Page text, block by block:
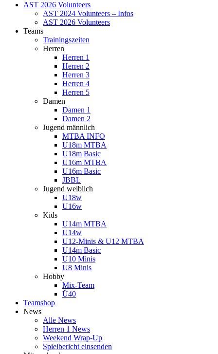
AST 2026 Volunteers
AST 2024 Volunteers – Infos
AST 2026 Volunteers
Teams
Trainingszeiten
Herren
Herren 1
Herren 2
Herren 3
Herren 4
Herren 5
Damen
Damen 1
Damen 2
Jugend männlich
MTBA INFO
U18m MTBA
U18m Basic
U16m MTBA
U16m Basic
JBBL
Jugend weiblich
U18w
U16w
Kids
U14m MTBA
U14w
U12-Minis & U12 MTBA
U14m Basic
U10 Minis
U8 Minis
Hobby
Mix-Team
Ü40
Teamshop
News
Alle News
Herren 1 News
Weekend Wrap-Up
Spielbericht einsenden